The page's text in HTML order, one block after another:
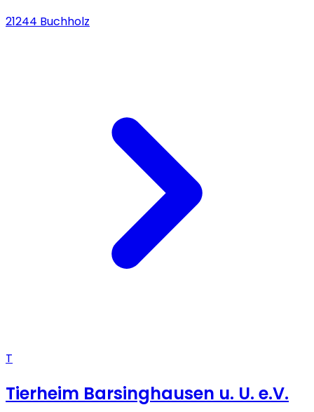
21244 Buchholz
T
Tierheim Barsinghausen u. U. e.V.